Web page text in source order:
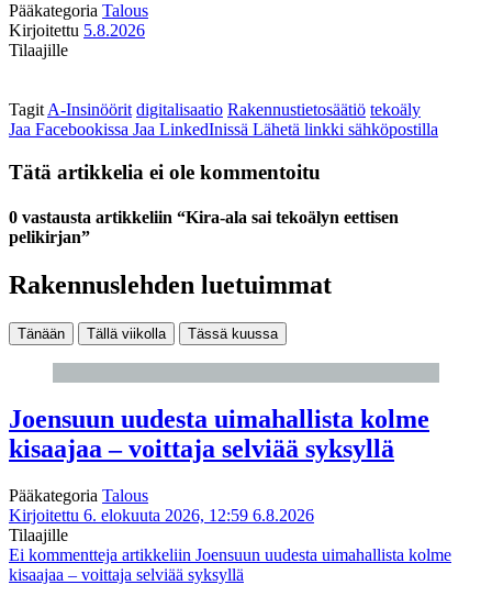
Pääkategoria Talous
Kirjoitettu 5.8.2026
Tilaajille
Tagit A-Insinöörit digitalisaatio Rakennustietosäätiö tekoäly
Jaa Facebookissa Jaa LinkedInissä Lähetä linkki sähköpostilla
Tätä artikkelia ei ole kommentoitu
0 vastausta artikkeliin “Kira-ala sai tekoälyn eettisen
pelikirjan”
Rakennuslehden luetuimmat
Tänään Tällä viikolla Tässä kuussa
Joensuun uudesta uimahallista kolme
kisaajaa – voittaja selviää syksyllä
Pääkategoria Talous
Kirjoitettu 6. elokuuta 2026, 12:59 6.8.2026
Tilaajille
Ei kommentteja artikkeliin Joensuun uudesta uimahallista kolme
kisaajaa – voittaja selviää syksyllä